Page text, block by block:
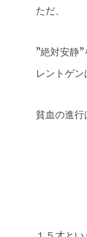
ただ、
”絶対安静
レントゲン
貧血の進行